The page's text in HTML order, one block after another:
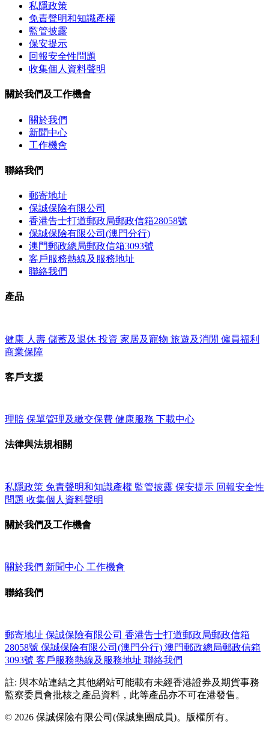
私隱政策
免責聲明和知識產權
監管披露
保安提示
回報安全性問題
收集個人資料聲明
關於我們及工作機會
關於我們
新聞中心
工作機會
聯絡我們
郵寄地址
保誠保險有限公司
香港告士打道郵政局郵政信箱28058號
保誠保險有限公司(澳門分行)
澳門郵政總局郵政信箱3093號
客戶服務熱線及服務地址
聯絡我們
產品
健康 人壽 儲蓄及退休 投資 家居及寵物 旅遊及消閒 僱員福利
商業保障
客戶支援
理賠 保單管理及繳交保費 健康服務 下載中心
法律與法規相關
私隱政策 免責聲明和知識產權 監管披露 保安提示 回報安全性
問題 收集個人資料聲明
關於我們及工作機會
關於我們 新聞中心 工作機會
聯絡我們
郵寄地址 保誠保險有限公司 香港告士打道郵政局郵政信箱
28058號 保誠保險有限公司(澳門分行) 澳門郵政總局郵政信箱
3093號 客戶服務熱線及服務地址 聯絡我們
註: 與本站連結之其他網站可能載有未經香港證券及期貨事務
監察委員會批核之產品資料，此等產品亦不可在港發售。
© 2026 保誠保險有限公司(保誠集團成員)。版權所有。